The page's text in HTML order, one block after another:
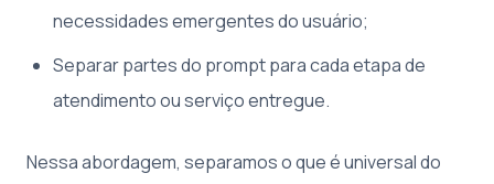
necessidades emergentes do usuário;
Separar partes do prompt para cada etapa de
atendimento ou serviço entregue.
Nessa abordagem, separamos o que é universal do